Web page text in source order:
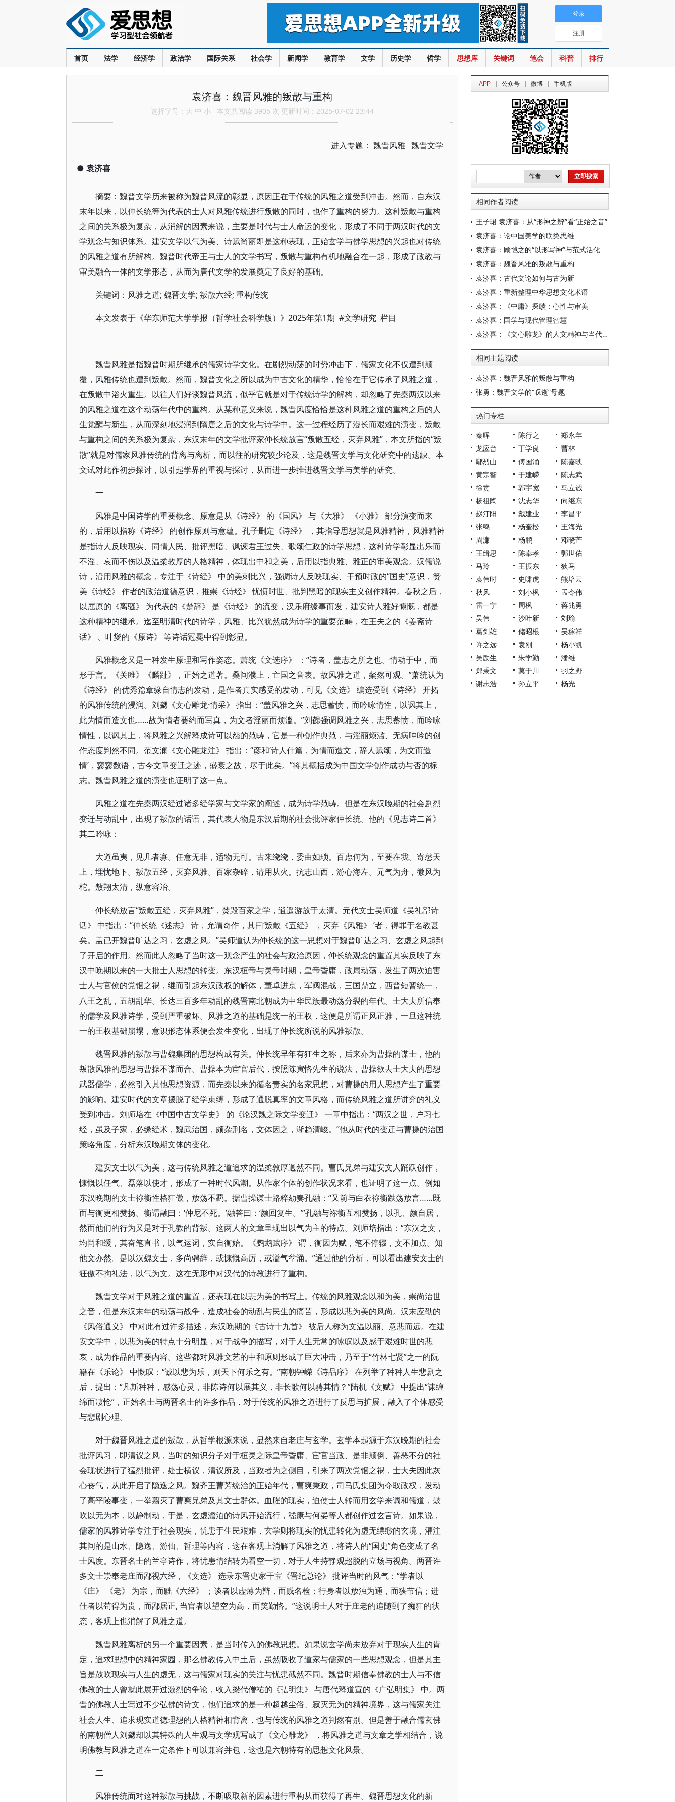
首页 法学 经济学 政治学 国际关系 社会学 新闻学 教育学 文学 历史学 哲学 思想库 关键词 笔会 科普 排行
登录
注册
袁济喜：魏晋风雅的叛散与重构
选择字号： 大 中 小 本文共阅读 3905 次 更新时间：2025-07-02 23:44
进入专题： 魏晋风雅 魏晋文学
● 袁济喜
摘要：魏晋文学历来被称为魏晋风流的彰显，原因正在于传统的风雅之道受到冲击。然而，自东汉
末年以来，以仲长统等为代表的士人对风雅传统进行叛散的同时，也作了重构的努力。这种叛散与重构
之间的关系极为复杂，从消解的因素来说，主要是时代与士人命运的变化，形成了不同于两汉时代的文
学观念与知识体系。建安文学以气为美、诗赋尚丽即是这种表现，正始玄学与佛学思想的兴起也对传统
的风雅之道有所解构。魏晋时代帝王与士人的文学书写，叛散与重构有机地融合在一起，形成了政教与
审美融合一体的文学形态，从而为唐代文学的发展奠定了良好的基础。
关键词：风雅之道; 魏晋文学; 叛散六经; 重构传统
本文发表于《华东师范大学学报（哲学社会科学版）》2025年第1期 #文学研究 栏目
魏晋风雅是指魏晋时期所继承的儒家诗学文化。在剧烈动荡的时势冲击下，儒家文化不仅遭到颠
覆，风雅传统也遭到叛散。然而，魏晋文化之所以成为中古文化的精华，恰恰在于它传承了风雅之道，
在叛散中浴火重生。以往人们好谈魏晋风流，似乎它就是对于传统诗学的解构，却忽略了先秦两汉以来
的风雅之道在这个动荡年代中的重构。从某种意义来说，魏晋风度恰恰是这种风雅之道的重构之后的人
生觉醒与新生，从而深刻地浸润到隋唐之后的文化与诗学中。这一过程经历了漫长而艰难的演变，叛散
与重构之间的关系极为复杂，东汉末年的文学批评家仲长统放言“叛散五经，灭弃风雅”，本文所指的“叛
散”就是对儒家风雅传统的背离与离析，而以往的研究较少论及，这是魏晋文学与文化研究中的遗缺。本
文试对此作初步探讨，以引起学界的重视与探讨，从而进一步推进魏晋文学与美学的研究。
一
风雅是中国诗学的重要概念。原意是从《诗经》 的《国风》 与《大雅》 《小雅》 部分演变而来
的，后用以指称《诗经》 的创作原则与意蕴。孔子删定《诗经》 ，其指导思想就是风雅精神，风雅精神
是指诗人反映现实、同情人民、批评黑暗、讽谏君王过失、歌颂仁政的诗学思想，这种诗学彰显出乐而
不淫、哀而不伤以及温柔敦厚的人格精神，体现出中和之美，后用以指典雅、雅正的审美观念。汉儒说
诗，沿用风雅的概念，专注于《诗经》 中的美刺比兴，强调诗人反映现实、干预时政的“国史”意识，赞
美《诗经》 作者的政治道德意识，推崇《诗经》 忧愤时世、批判黑暗的现实主义创作精神。春秋之后，
以屈原的《离骚》 为代表的《楚辞》 是《诗经》 的流变，汉乐府缘事而发，建安诗人雅好慷慨，都是
这种精神的继承。迄至明清时代的诗学，风雅、比兴犹然成为诗学的重要范畴，在王夫之的《姜斋诗
话》 、叶燮的《原诗》 等诗话冠冕中得到彰显。
风雅概念又是一种发生原理和写作姿态。萧统《文选序》 ：“诗者，盖志之所之也。情动于中，而
形于言。《关雎》《麟趾》，正始之道著。桑间濮上，亡国之音表。故风雅之道，粲然可观。”萧统认为
《诗经》 的优秀篇章缘自情志的发动，是作者真实感受的发动，可见《文选》 编选受到《诗经》 开拓
的风雅传统的浸润。刘勰《文心雕龙·情采》 指出：“盖风雅之兴，志思蓄愤，而吟咏情性，以讽其上，
此为情而造文也……故为情者要约而写真，为文者淫丽而烦滥。”刘勰强调风雅之兴，志思蓄愤，而吟咏
情性，以讽其上，将风雅之兴解释成诗可以怨的范畴，它是一种创作典范，与淫丽烦滥、无病呻吟的创
作态度判然不同。范文澜《文心雕龙注》 指出：“彦和‘诗人什篇，为情而造文，辞人赋颂，为文而造
情’，寥寥数语，古今文章变迁之迹，盛衰之故，尽于此矣。”将其概括成为中国文学创作成功与否的标
志。魏晋风雅之道的演变也证明了这一点。
风雅之道在先秦两汉经过诸多经学家与文学家的阐述，成为诗学范畴。但是在东汉晚期的社会剧烈
变迁与动乱中，出现了叛散的话语，其代表人物是东汉后期的社会批评家仲长统。他的《见志诗二首》
其二吟咏：
大道虽夷，见几者寡。任意无非，适物无可。古来绕绕，委曲如琐。百虑何为，至要在我。寄愁天
上，埋忧地下。叛散五经，灭弃风雅。百家杂碎，请用从火。抗志山西，游心海左。元气为舟，微风为
柁。敖翔太清，纵意容冶。
仲长统放言“叛散五经，灭弃风雅”，焚毁百家之学，逍遥游放于太清。元代文士吴师道《吴礼部诗
话》 中指出：“仲长统《述志》 诗，允谓奇作，其曰‘叛散《五经》 ，灭弃《风雅》 ’者，得罪于名教甚
矣。盖已开魏晋旷达之习，玄虚之风。”吴师道认为仲长统的这一思想对于魏晋旷达之习、玄虚之风起到
了开启的作用。然而此人忽略了当时这一观念产生的社会与政治原因，仲长统观念的重置其实反映了东
汉中晚期以来的一大批士人思想的转变。东汉桓帝与灵帝时期，皇帝昏庸，政局动荡，发生了两次迫害
士人与官僚的党锢之祸，继而引起东汉政权的解体，董卓进京，军阀混战，三国鼎立，西晋短暂统一，
八王之乱，五胡乱华。长达三百多年动乱的魏晋南北朝成为中华民族最动荡分裂的年代。士大夫所信奉
的儒学及风雅诗学，受到严重破坏。风雅之道的基础是统一的王权，这便是所谓正风正雅，一旦这种统
一的王权基础崩塌，意识形态体系便会发生变化，出现了仲长统所说的风雅叛散。
魏晋风雅的叛散与曹魏集团的思想构成有关。仲长统早年有狂生之称，后来亦为曹操的谋士，他的
叛散风雅的思想与曹操不谋而合。曹操本为宦官后代，按照陈寅恪先生的说法，曹操欲去士大夫的思想
武器儒学，必然引入其他思想资源，而先秦以来的循名责实的名家思想，对曹操的用人思想产生了重要
的影响。建安时代的文章摆脱了经学束缚，形成了通脱真率的文章风格，而传统风雅之道所讲究的礼义
受到冲击。刘师培在《中国中古文学史》 的《论汉魏之际文学变迁》 一章中指出：“两汉之世，户习七
经，虽及子家，必缘经术，魏武治国，颇杂刑名，文体因之，渐趋清峻。”他从时代的变迁与曹操的治国
策略角度，分析东汉晚期文体的变化。
建安文士以气为美，这与传统风雅之道追求的温柔敦厚迥然不同。曹氏兄弟与建安文人踊跃创作，
慷慨以任气、磊落以使才，形成了一种时代风潮。从作家个体的创作状况来看，也证明了这一点。例如
东汉晚期的文士祢衡性格狂傲，放荡不羁。据曹操谋士路粹劾奏孔融：“又前与白衣祢衡跌荡放言……既
而与衡更相赞扬。衡谓融曰：‘仲尼不死。’融答曰：‘颜回复生。’”孔融与祢衡互相赞扬，以孔、颜自居，
然而他们的行为又是对于孔教的背叛。这两人的文章呈现出以气为主的特点。刘师培指出：“东汉之文，
均尚和缓，其奋笔直书，以气运词，实自衡始。《鹦鹉赋序》 谓，衡因为赋，笔不停辍，文不加点。知
他文亦然。是以汉魏文士，多尚骋辞，或慷慨高厉，或溢气坌涌。”通过他的分析，可以看出建安文士的
狂傲不拘礼法，以气为文。这在无形中对汉代的诗教进行了重构。
魏晋文学对于风雅之道的重置，还表现在以悲为美的书写上。传统的风雅观念以和为美，崇尚治世
之音，但是东汉末年的动荡与战争，造成社会的动乱与民生的痛苦，形成以悲为美的风尚。汉末应劭的
《风俗通义》 中对此有过许多描述，东汉晚期的《古诗十九首》 被后人称为文温以丽、意悲而远。在建
安文学中，以悲为美的特点十分明显，对于战争的描写，对于人生无常的咏叹以及感于艰难时世的悲
哀，成为作品的重要内容。这些都对风雅文艺的中和原则形成了巨大冲击，乃至于“竹林七贤”之一的阮
籍在《乐论》 中慨叹：“诚以悲为乐，则天下何乐之有。”南朝钟嵘《诗品序》 在列举了种种人生悲剧之
后，提出：“凡斯种种，感荡心灵，非陈诗何以展其义，非长歌何以骋其情？”陆机《文赋》 中提出“诔缠
绵而凄怆”，正始名士与两晋名士的许多作品，对于传统的风雅之道进行了反思与扩展，融入了个体感受
与悲剧心理。
对于魏晋风雅之道的叛散，从哲学根源来说，显然来自老庄与玄学。玄学本起源于东汉晚期的社会
批评风习，即清议之风，当时的知识分子对于桓灵之际皇帝昏庸、宦官当政、是非颠倒、善恶不分的社
会现状进行了猛烈批评，处士横议，清议所及，当政者为之侧目，引来了两次党锢之祸，士大夫因此灰
心丧气，从此开启了隐逸之风。魏齐王曹芳统治的正始年代，曹爽秉政，司马氏集团为夺取政权，发动
了高平陵事变，一举翦灭了曹爽兄弟及其文士群体。血腥的现实，迫使士人转而用玄学来调和儒道，鼓
吹以无为本，以静制动，于是，玄虚澹泊的诗风开始流行，嵇康与何晏等人都创作过玄言诗。如果说，
儒家的风雅诗学专注于社会现实，忧患于生民艰难，玄学则将现实的忧患转化为虚无缥缈的玄境，灌注
其间的是山水、隐逸、游仙、哲理等内容，这在客观上消解了风雅之道，将诗人的“国史”角色变成了名
士风度。东晋名士的兰亭诗作，将忧患情结转为看空一切，对于人生持静观超脱的立场与视角。两晋许
多文士崇奉老庄而鄙视六经，《文选》 选录东晋史家干宝《晋纪总论》 批评当时的风气：“学者以
《庄》 《老》 为宗，而黜《六经》 ；谈者以虚薄为辩，而贱名检；行身者以放浊为通，而狭节信；进
仕者以苟得为贵，而鄙居正, 当官者以望空为高，而笑勤恪。”这说明士人对于庄老的追随到了痴狂的状
态，客观上也消解了风雅之道。
魏晋风雅离析的另一个重要因素，是当时传入的佛教思想。如果说玄学尚未放弃对于现实人生的肯
定，追求理想中的精神家园，那么佛教传入中土后，虽然吸收了道家与儒家的一些思想观念，但是其主
旨是鼓吹现实与人生的虚无，这与儒家对现实的关注与忧患截然不同。魏晋时期信奉佛教的士人与不信
佛教的士人曾就此展开过激烈的争论，收入梁代僧祐的《弘明集》 与唐代释道宣的《广弘明集》 中。两
晋的佛教人士写过不少弘佛的诗文，他们追求的是一种超越尘俗、寂灭无为的精神境界，这与儒家关注
社会人生、追求现实道德理想的人格精神相背离，也与传统的风雅之道判然有别。但是善于融合儒玄佛
的南朝僧人刘勰却以其特殊的人生观与文学观写成了《文心雕龙》 ，将风雅之道与文章之学相结合，说
明佛教与风雅之道在一定条件下可以兼容并包，这也是六朝特有的思想文化风景。
二
风雅传统面对这种叛散与挑战，不断吸取新的因素进行重构从而获得了再生。魏晋思想文化的新
APP | 公众号 | 微博 | 手机版
相同作者阅读
王子珺 袁济喜：从“形神之辨”看“正始之音”
袁济喜：论中国美学的联类思维
袁济喜：顾恺之的“以形写神”与范式活化
袁济喜：魏晋风雅的叛散与重构
袁济喜：古代文论如何与古为新
袁济喜：重新整理中华思想文化术语
袁济喜：《中庸》探赜：心性与审美
袁济喜：国学与现代管理智慧
袁济喜：《文心雕龙》的人文精神与当代意义
相同主题阅读
袁济喜：魏晋风雅的叛散与重构
张勇：魏晋文学的“叹逝”母题
热门专栏
秦晖 陈行之
郑永年
龙应台
丁学良
曹林
鄢烈山
傅国涌
陈嘉映
黄宗智
于建嵘
陈志武
徐贲
郭宇宽
马立诚
杨祖陶
沈志华
向继东
赵汀阳
戴建业
李昌平
张鸣
杨奎松
王海光
周濂
杨鹏
邓晓芒
王缉思
陈奉孝
郭世佑
马玲
王振东
狄马
袁伟时
史啸虎
熊培云
秋风
刘小枫
孟令伟
雷一宁
周枫
蒋兆勇
吴伟
沙叶新
刘瑜
葛剑雄
储昭根
吴稼祥
许之远
袁刚
杨小凯
吴励生
朱学勤
潘维
郑秉文
莫于川
羽之野
谢志浩
孙立平 杨光